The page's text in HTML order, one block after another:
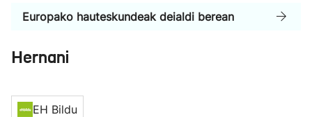
Europako hauteskundeak deialdi berean
Hernani
EH Bildu